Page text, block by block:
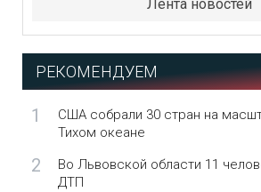
Лента новостей
РЕКОМЕНДУЕМ
1
США собрали 30 стран на
Тихом океане
2
Во Львовской области 11
ДТП